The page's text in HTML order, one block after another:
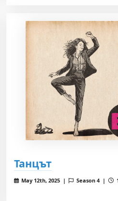
Танцът
May 12th, 2025 | Season 4 |